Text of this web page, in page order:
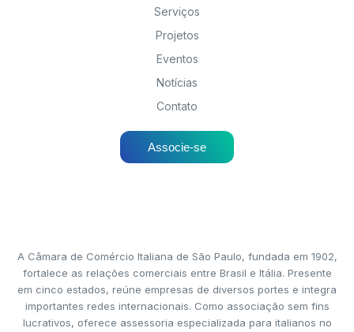
Serviços
Projetos
Eventos
Notícias
Contato
Associe-se
A Câmara de Comércio Italiana de São Paulo, fundada em 1902,
fortalece as relações comerciais entre Brasil e Itália. Presente
em cinco estados, reúne empresas de diversos portes e integra
importantes redes internacionais. Como associação sem fins
lucrativos, oferece assessoria especializada para italianos no